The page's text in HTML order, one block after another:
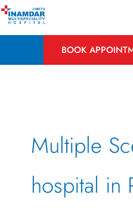
Skip
BOOK
Multiple
hospital in